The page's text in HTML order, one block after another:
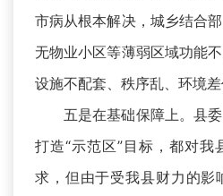
市病从根本解决，城乡结合
无物业小区等薄弱区域功能
设施不配套、秩序乱、环境差
五是在基础保障上。县
打造“示范区”目标，都对我
求，但由于受我县财力的影